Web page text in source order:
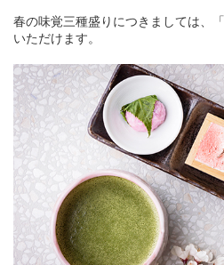
春の味覚三種盛りにつきましては、「
いただけます。